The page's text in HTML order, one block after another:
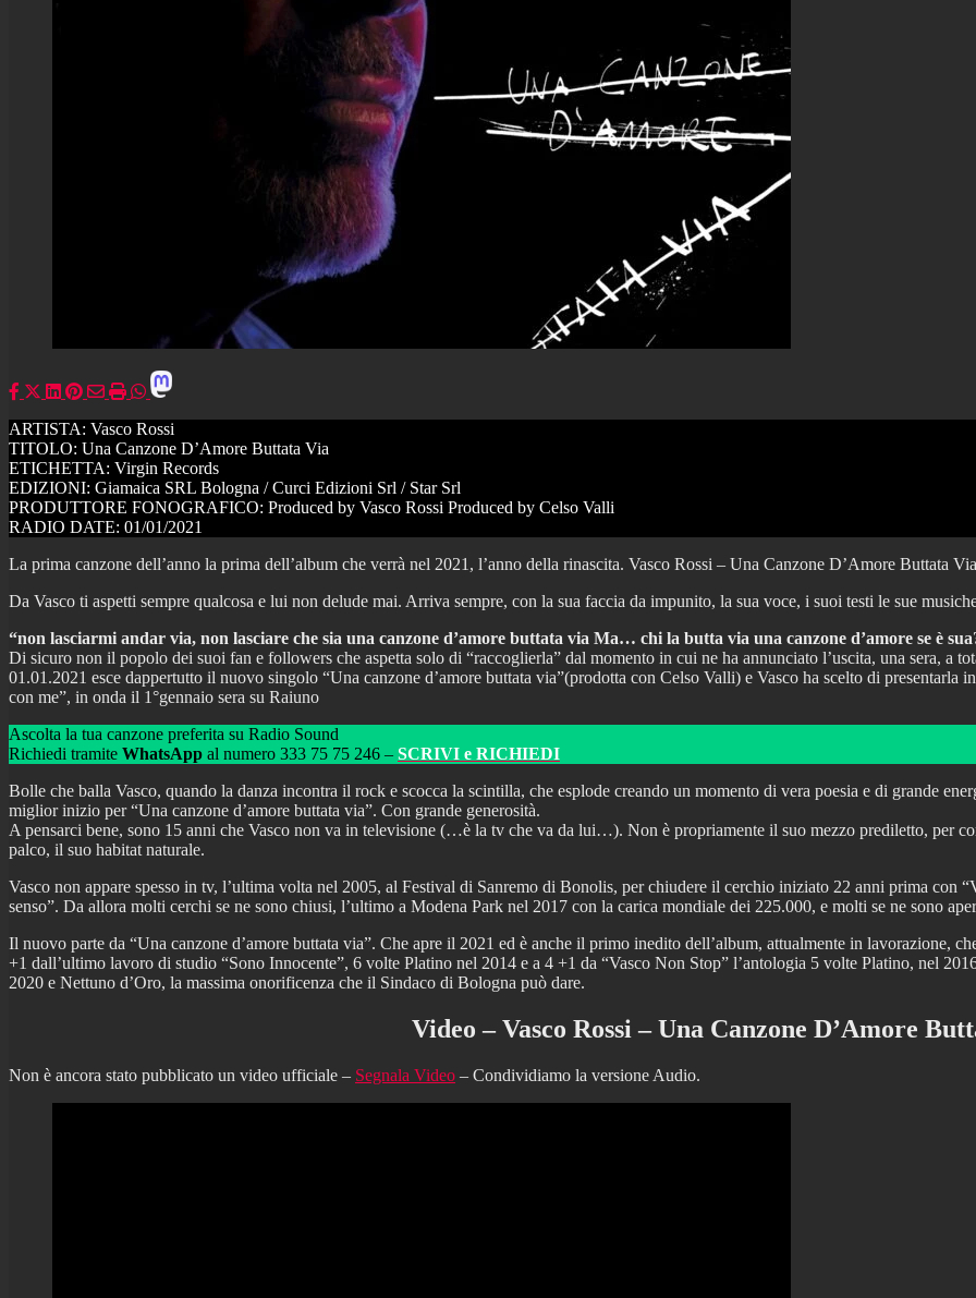
ARTISTA: Vasco Rossi
TITOLO: Una Canzone D’Amore Buttata Via
ETICHETTA: Virgin Records
EDIZIONI: Giamaica SRL Bologna / Curci Edizioni Srl / Star Srl
PRODUTTORE FONOGRAFICO: Produced by Vasco Rossi Produced by Celso Valli
RADIO DATE: 01/01/2021
La prima canzone dell’anno la prima dell’album che verrà nel 2021, l’anno della rinascita. Vasco Rossi – Una Canzone D’Amore Buttata
Da Vasco ti aspetti sempre qualcosa e lui non delude mai. Arriva sempre, con la sua faccia da impunito, la sua voce, i suoi testi le sue
“non lasciarmi andar via, non lasciare che sia una canzone d’amore buttata via Ma… chi la butta via una canzone d’amore se è
Di sicuro non il popolo dei suoi fan e followers che aspetta solo di “raccoglierla” dal momento in cui ne ha annunciato l’uscita, una sera, a
01.01.2021 esce dappertutto il nuovo singolo “Una canzone d’amore buttata via”(prodotta con Celso Valli) e Vasco ha scelto di presentarla
con me”, in onda il 1°gennaio sera su Raiuno
Ascolta la tua canzone preferita su Radio Sound
Richiedi tramite WhatsApp al numero 333 75 75 246 – SCRIVI e RICHIEDI
Bolle che balla Vasco, quando la danza incontra il rock e scocca la scintilla, che esplode creando un momento di vera poesia e di grande
miglior inizio per “Una canzone d’amore buttata via”. Con grande generosità.
A pensarci bene, sono 15 anni che Vasco non va in televisione (…è la tv che va da lui…). Non è propriamente il suo mezzo prediletto, per
palco, il suo habitat naturale.
Vasco non appare spesso in tv, l’ultima volta nel 2005, al Festival di Sanremo di Bonolis, per chiudere il cerchio iniziato 22 anni prima con
senso”. Da allora molti cerchi se ne sono chiusi, l’ultimo a Modena Park nel 2017 con la carica mondiale dei 225.000, e molti se ne sono
Il nuovo parte da “Una canzone d’amore buttata via”. Che apre il 2021 ed è anche il primo inedito dell’album, attualmente in lavorazione,
+1 dall’ultimo lavoro di studio “Sono Innocente”, 6 volte Platino nel 2014 e a 4 +1 da “Vasco Non Stop” l’antologia 5 volte Platino, nel
2020 e Nettuno d’Oro, la massima onorificenza che il Sindaco di Bologna può dare.
Video – Vasco Rossi – Una Canzone D’Amore
Non è ancora stato pubblicato un video ufficiale – Segnala Video – Condividiamo la versione Audio.